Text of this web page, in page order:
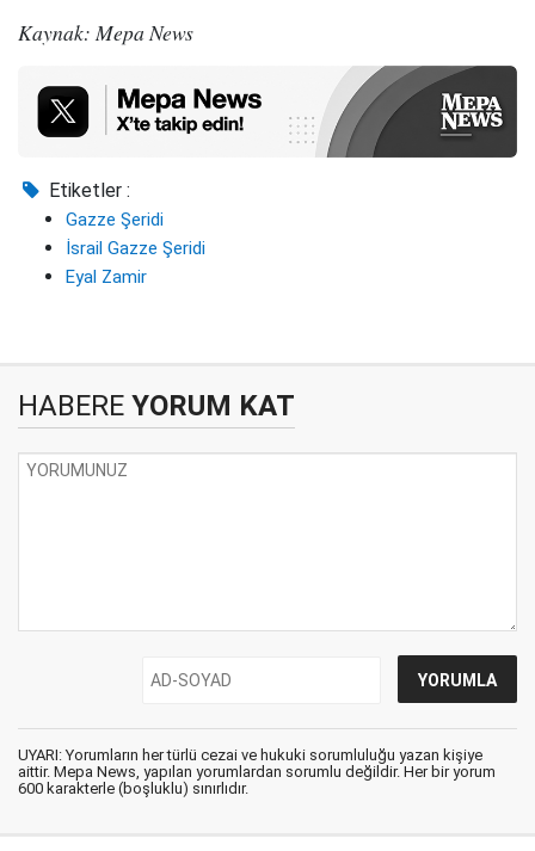
Kaynak: Mepa News
Etiketler :
Gazze Şeridi
İsrail Gazze Şeridi
Eyal Zamir
HABERE YORUM KAT
UYARI: Yorumların her türlü cezai ve hukuki sorumluluğu yazan kişiye
aittir. Mepa News, yapılan yorumlardan sorumlu değildir. Her bir yorum
600 karakterle (boşluklu) sınırlıdır.